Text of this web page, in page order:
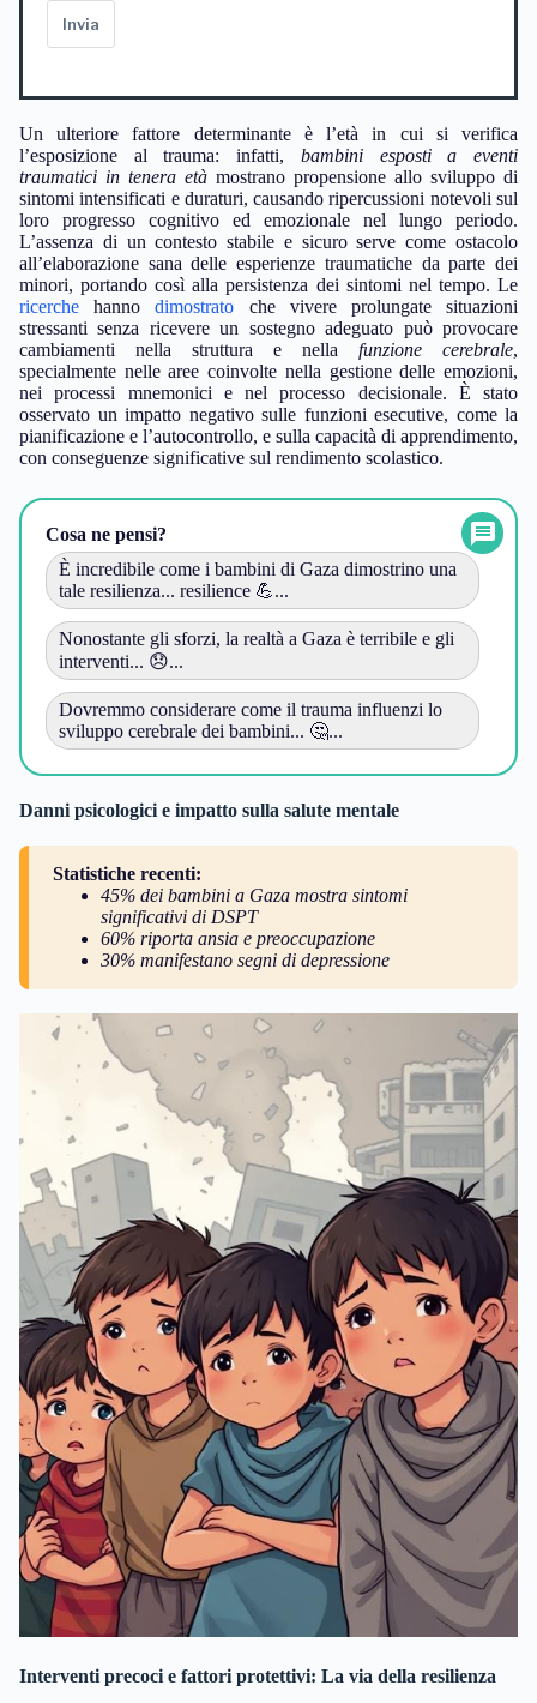
Invia
Un ulteriore fattore determinante è l’età in cui si verifica
l’esposizione al trauma: infatti, bambini esposti a eventi
traumatici in tenera età mostrano propensione allo sviluppo di
sintomi intensificati e duraturi, causando ripercussioni notevoli sul
loro progresso cognitivo ed emozionale nel lungo periodo.
L’assenza di un contesto stabile e sicuro serve come ostacolo
all’elaborazione sana delle esperienze traumatiche da parte dei
minori, portando così alla persistenza dei sintomi nel tempo. Le
ricerche hannodimostrato che vivere prolungate situazioni
stressanti senza ricevere un sostegno adeguato può provocare
cambiamenti nella struttura e nella funzione cerebrale,
specialmente nelle aree coinvolte nella gestione delle emozioni,
nei processi mnemonici e nel processo decisionale. È stato
osservato un impatto negativo sulle funzioni esecutive, come la
pianificazione e l’autocontrollo, e sulla capacità di apprendimento,
con conseguenze significative sul rendimento scolastico.
Cosa ne pensi?
È incredibile come i bambini di Gaza dimostrino una
tale resilienza... resilience 💪...
Nonostante gli sforzi, la realtà a Gaza è terribile e gli
interventi... 😞...
Dovremmo considerare come il trauma influenzi lo
sviluppo cerebrale dei bambini... 🤔...
Danni psicologici e impatto sulla salute mentale
Statistiche recenti:
45% dei bambini a Gaza mostra sintomi
significativi di DSPT
60% riporta ansia e preoccupazione
30% manifestano segni di depressione
Interventi precoci e fattori protettivi: La via della resilienza